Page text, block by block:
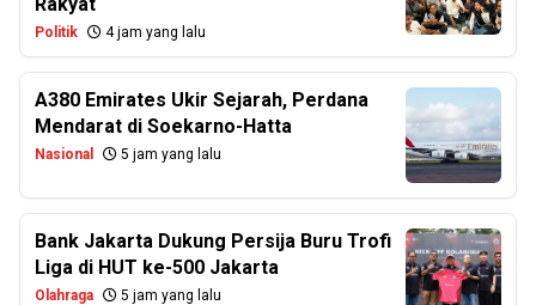
Politik 4 jam yang lalu
A380 Emirates Ukir Sejarah, Perdana
Mendarat di Soekarno-Hatta
Nasional 5 jam yang lalu
Bank Jakarta Dukung Persija Buru Trofi
Liga di HUT ke-500 Jakarta
Olahraga 5 jam yang lalu